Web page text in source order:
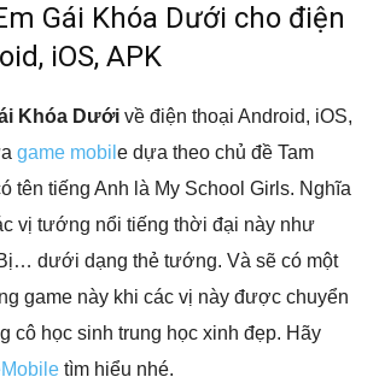
Gái Khóa Dưới cho điện
iOS, APK
Khóa Dưới về điện thoại Android, iOS,
game mobil e dựa theo chủ đề Tam
tên tiếng Anh là My School Girls. Nghĩa
vị tướng nổi tiếng thời đại này như
dưới dạng thẻ tướng. Và sẽ có một
game này khi các vị này được chuyển
cô học sinh trung học xinh đẹp. Hãy
tìm hiểu nhé.